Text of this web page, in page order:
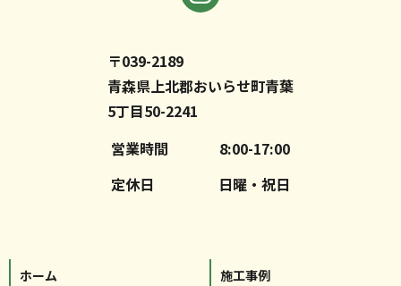
〒039-2189
青森県上北郡おいらせ町青葉
5丁目50-2241
営業時間
8:00-17:00
定休日
日曜・祝日
ホーム
施工事例